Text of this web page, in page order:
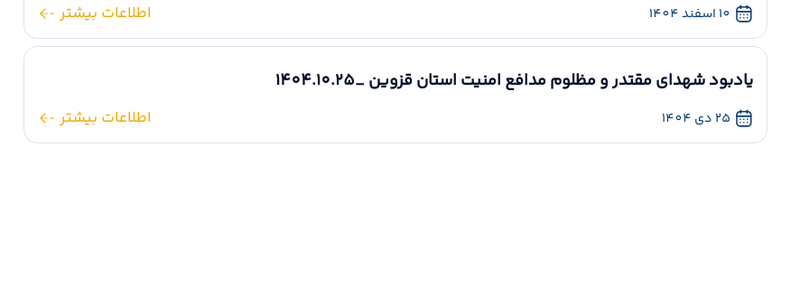
10 اسفند 1404 اطلاعات بیشتر
یادبود شهدای مقتدر و مظلوم مدافع امنیت استان قزوین _1404.10.25
25 دی 1404 اطلاعات بیشتر